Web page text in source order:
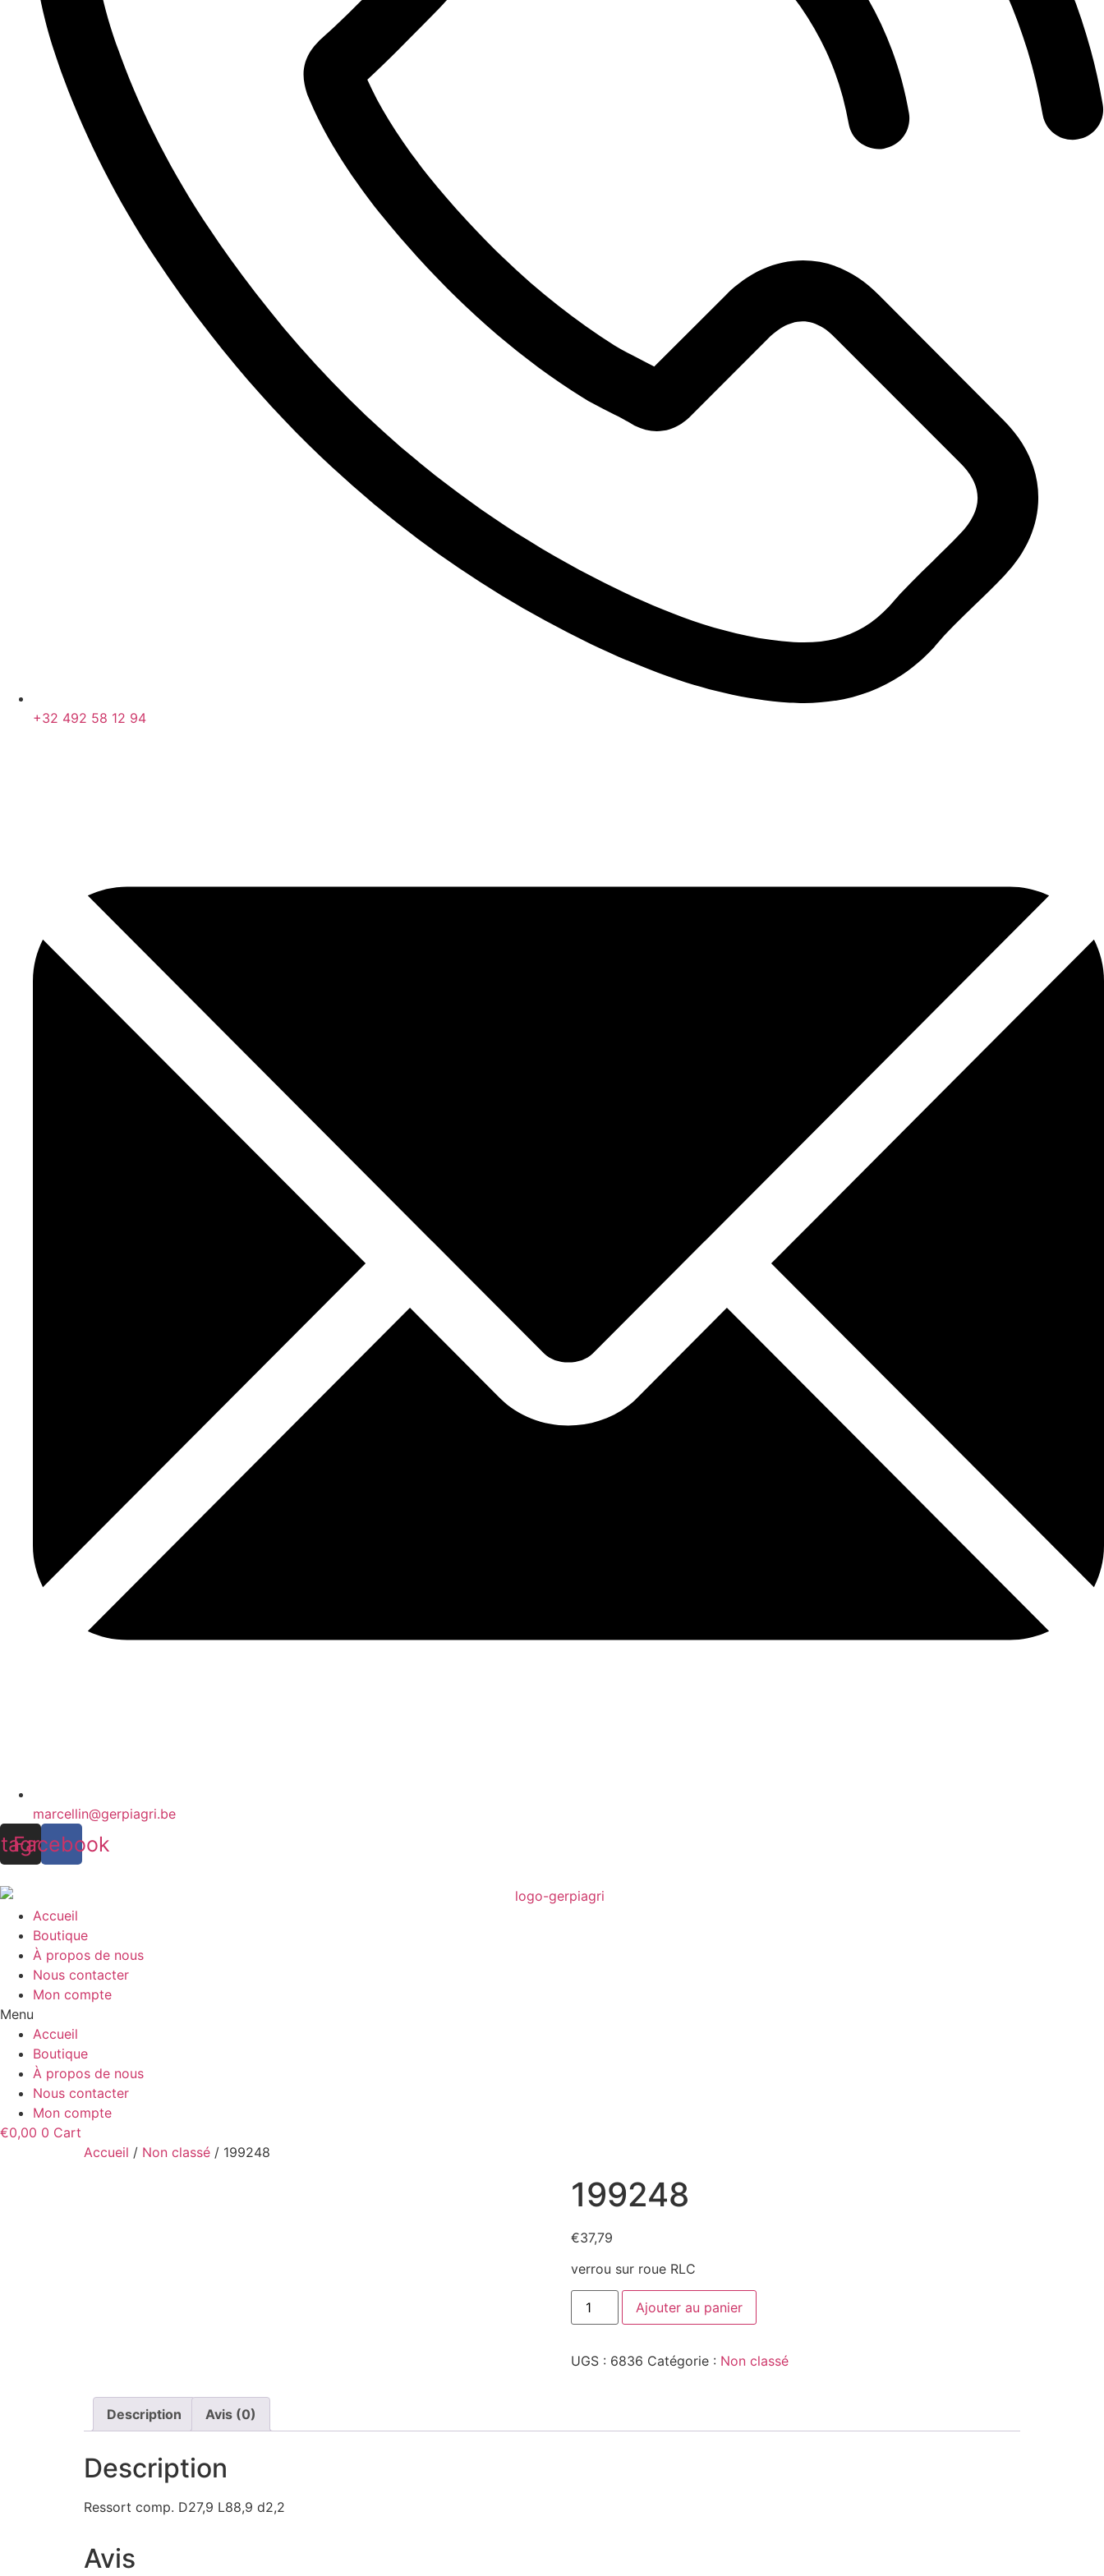
+32 492 58 12 94
marcellin@gerpiagri.be
Facebook
Accueil
Boutique
À propos de nous
Nous contacter
Mon compte
Menu
Accueil
Boutique
À propos de nous
Nous contacter
Mon compte
€0,00 0 Cart
Accueil / Non classé / 199248
199248
€37,79
verrou sur roue RLC
quantité
199248
Ajouter au panier
UGS : 6836 Catégorie : Non classé
Description Avis (0)
Description
Ressort comp. D27,9 L88,9 d2,2
Avis